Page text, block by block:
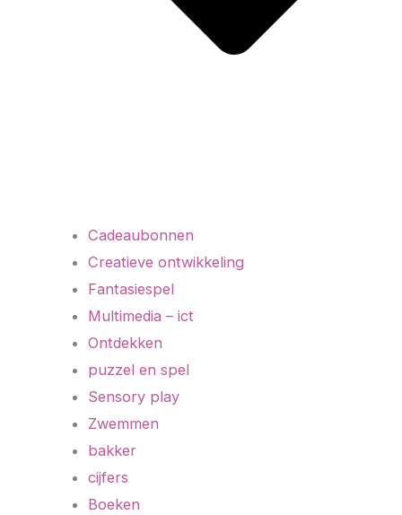
Cadeaubonnen
Creatieve ontwikkeling
Fantasiespel
Multimedia – ict
Ontdekken
puzzel en spel
Sensory play
Zwemmen
bakker
cijfers
Boeken